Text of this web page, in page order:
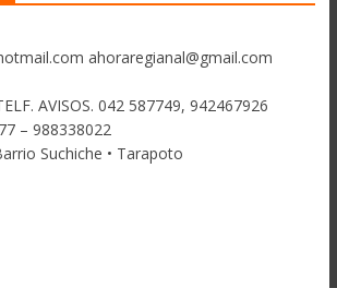
ahoraregianal@gmail.com
AVISOS. 042 587749, 942467926
– 988338022
Suchiche • Tarapoto